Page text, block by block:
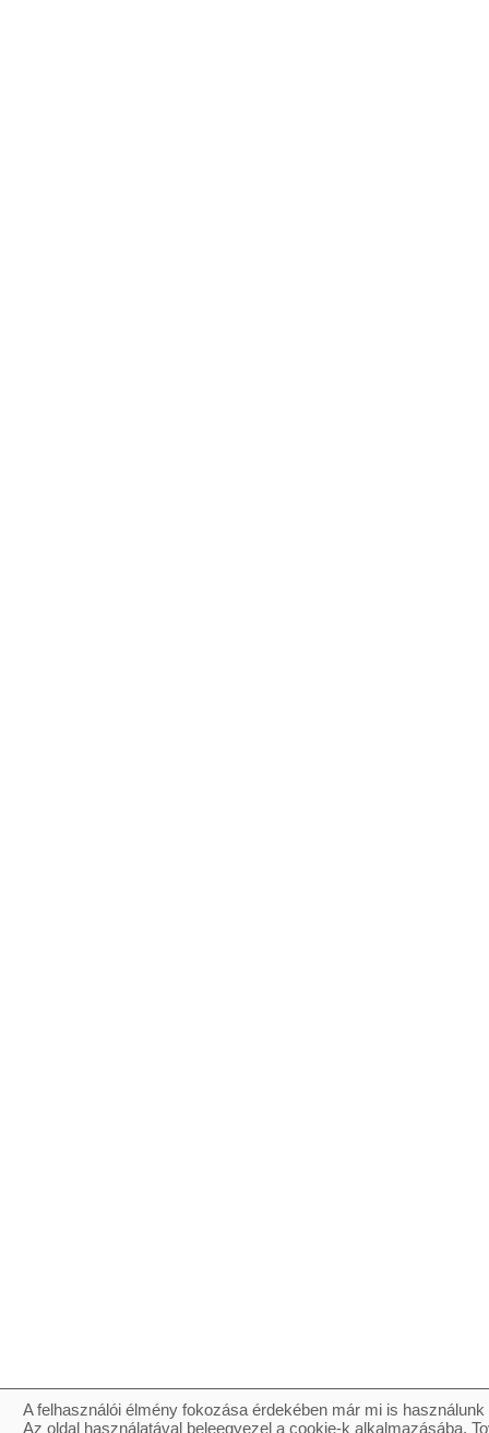
A felhasználói élmény fokozása érdekében már mi is
Az oldal használatával beleegyezel a cookie-k alkalmazásába.